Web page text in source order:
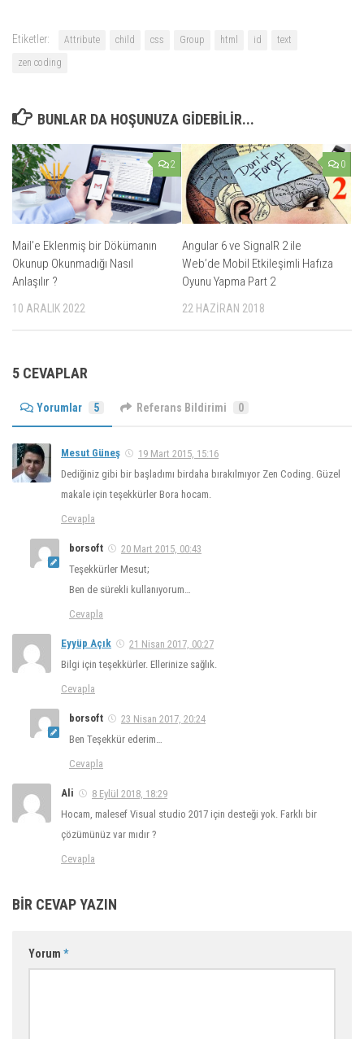
Etiketler: Attribute child css Group html id
text
zen coding
BUNLAR DA HOŞUNUZA GIDEBILIR...
2
Mail’e Eklenmiş bir Dökümanın
Okunup Okunmadığı Nasıl
Anlaşılır ?
10 ARALIK 2022
0
Angular 6 ve SignalR 2 ile
Web’de Mobil Etkileşimli Hafıza
Oyunu Yapma Part 2
22 HAZIRAN 2018
5 CEVAPLAR
Yorumlar 5 Referans Bildirimi 0
Mesut Güneş
19 Mart 2015, 15:16
Dediğiniz gibi bir başladımı birdaha bırakılmıyor Zen Coding. Güzel
makale için teşekkürler Bora hocam.
Cevapla
borsoft
20 Mart 2015, 00:43
Teşekkürler Mesut;
Ben de sürekli kullanıyorum…
Cevapla
Eyyüp Açık
21 Nisan 2017, 00:27
Bilgi için teşekkürler. Ellerinize sağlık.
Cevapla
borsoft
23 Nisan 2017, 20:24
Ben Teşekkür ederim…
Cevapla
Ali
8 Eylül 2018, 18:29
Hocam, malesef Visual studio 2017 için desteği yok. Farklı bir
çözümünüz var mıdır ?
Cevapla
BIR CEVAP YAZIN
Yorum *